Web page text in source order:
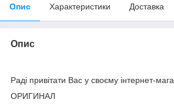
Опис Характеристики Доставка
Опис
Раді привітати Вас у своєму інтернет-
ОРИГИНАЛ